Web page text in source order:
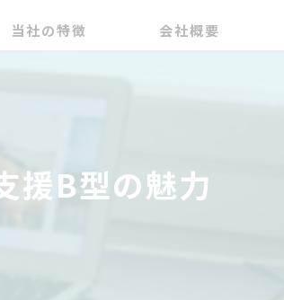
当社の特徴
画編集
会社概要
援B型の魅力